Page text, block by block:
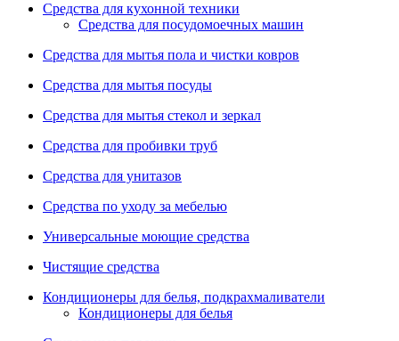
Средства для кухонной техники
Средства для посудомоечных машин
Средства для мытья пола и чистки ковров
Средства для мытья посуды
Средства для мытья стекол и зеркал
Средства для пробивки труб
Средства для унитазов
Средства по уходу за мебелью
Универсальные моющие средства
Чистящие средства
Кондиционеры для белья, подкрахмаливатели
Кондиционеры для белья